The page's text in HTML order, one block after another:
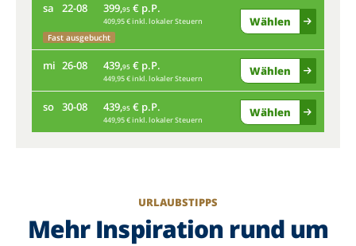
sa 22-08 399,95 € p.P.
409,95 € inkl. lokaler Steuern
Fast ausgebucht
Wählen
mi 26-08 439,95 € p.P.
449,95 € inkl. lokaler Steuern
Wählen
so 30-08 439,95 € p.P.
449,95 € inkl. lokaler Steuern
Wählen
URLAUBSTIPPS
Mehr Inspiration rund um